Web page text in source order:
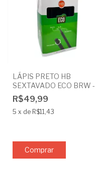
LÁPIS PRETO HB
SEXTAVADO ECO BRW -
CAIXA COM 144 UND
R$49,99
5 x de R$11,43